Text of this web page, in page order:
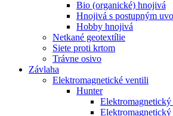
Bio (organické) hnojivá
Hnojivá s postupným
Hobby hnojivá
Netkané geotextílie
Siete proti krtom
Trávne osivo
Závlaha
Elektromagnetické ventili
Hunter